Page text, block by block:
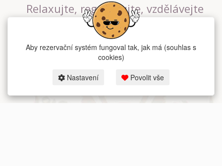
Relaxujte, regenerujte, vzdělávejte
se v největším jógovém studiu v
Praze
Aby rezervační systém fungoval tak, jak má (souhlas s
cookies)
Nastavení Povolit vše